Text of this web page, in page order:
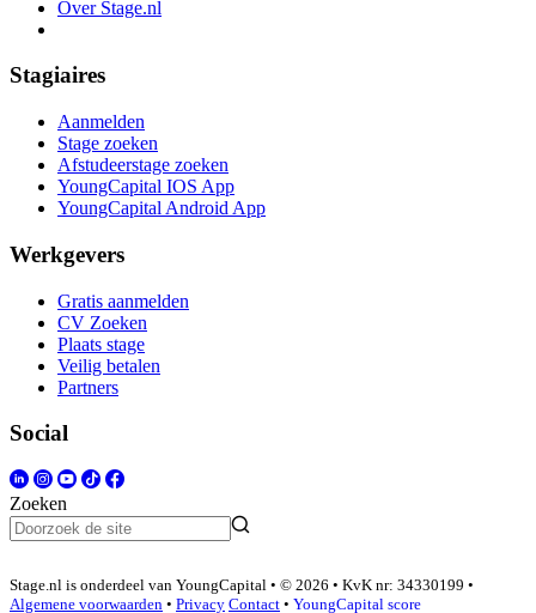
Over Stage.nl
Stagiaires
Aanmelden
Stage zoeken
Afstudeerstage zoeken
YoungCapital IOS App
YoungCapital Android App
Werkgevers
Gratis aanmelden
CV Zoeken
Plaats stage
Veilig betalen
Partners
Social
Zoeken
Stage.nl is onderdeel van YoungCapital • © 2026 • KvK nr: 34330199 •
Algemene voorwaarden • Privacy Contact • YoungCapital score